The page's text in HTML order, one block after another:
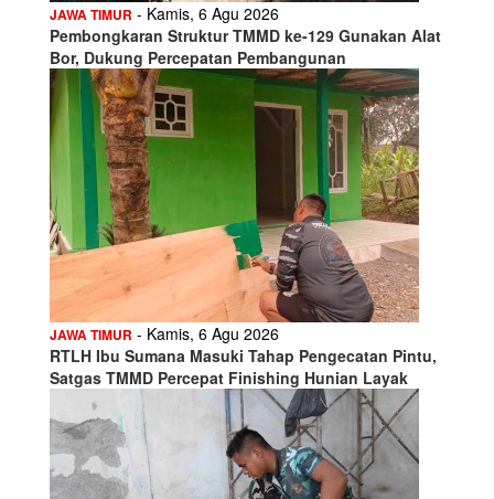
JAWA TIMUR - Kamis, 6 Agu 2026
Pembongkaran Struktur TMMD ke-129 Gunakan Alat
Bor, Dukung Percepatan Pembangunan
JAWA TIMUR - Kamis, 6 Agu 2026
RTLH Ibu Sumana Masuki Tahap Pengecatan Pintu,
Satgas TMMD Percepat Finishing Hunian Layak